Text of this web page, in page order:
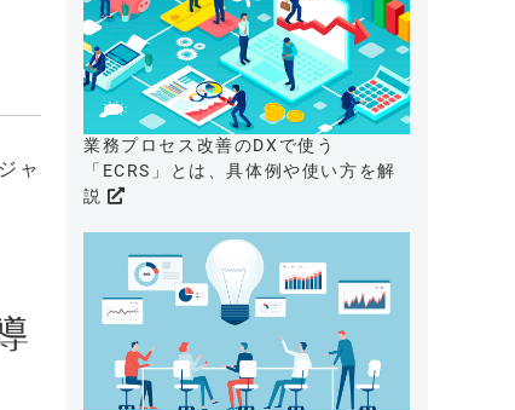
ャ
業務プロセス改善のDXで使う
「ECRS」とは、具体例や使い方を解
説